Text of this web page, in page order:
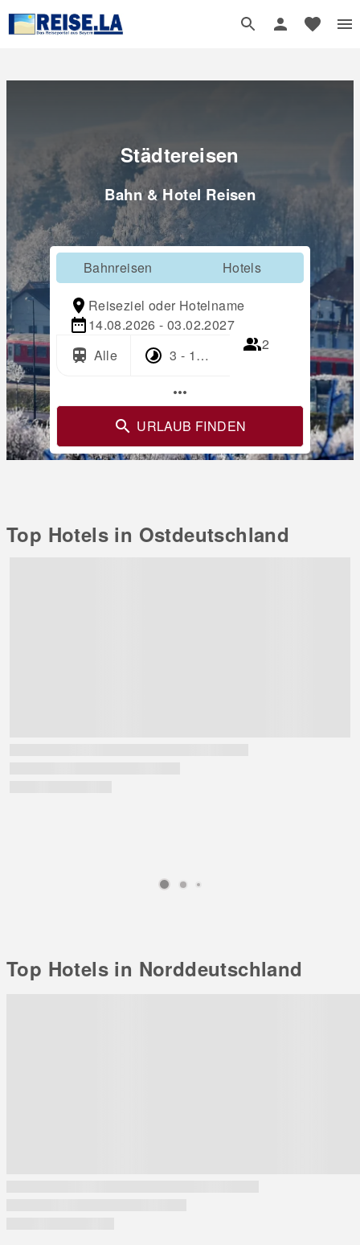
Städtereisen
Bahn & Hotel Reisen
Bahnreisen Hotels
Reiseziel oder Hotelname
14.08.2026 - 03.02.2027
Alle
3 - 17 Tage
2
more_horiz
URLAUB FINDEN
Top Hotels in Ostdeutschland
Top Hotels in Norddeutschland